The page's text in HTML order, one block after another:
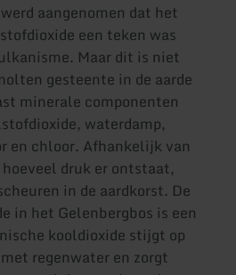
aangenomen dat het
een teken was
Maar dit is niet
gesteente in de aarde
minerale componenten
waterdamp,
en chloor. Afhankelijk van
druk er ontstaat,
in de aardkorst. De
in het Gelenbergbos is een
kooldioxide stijgt op
regenwater en zorgt